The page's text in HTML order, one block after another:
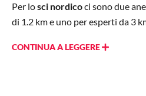
Per losci nordicoci sono due
di 1.2 km e uno per esperti da 3
CONTINUA A LEGGERE